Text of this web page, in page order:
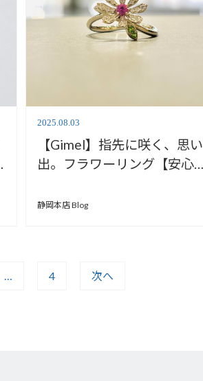
2025.08.03
【Gimel】指先に咲く、思い
出。フラワーリング【安心
静岡本店 Blog
4 次へ